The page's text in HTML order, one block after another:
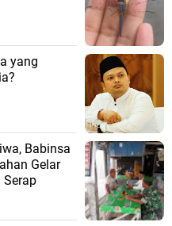
yang
Babinsa
Gelar
Serap